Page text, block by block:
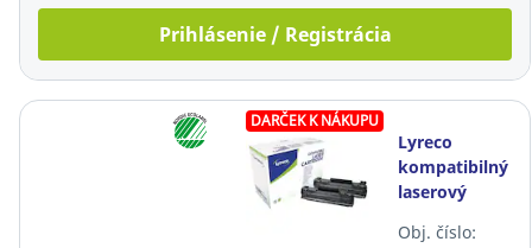
Prihlásenie / Registrácia
DARČEK K NÁKUPU
Lyreco
kompatibilný
laserový
(CE285AD),
Obj. číslo: